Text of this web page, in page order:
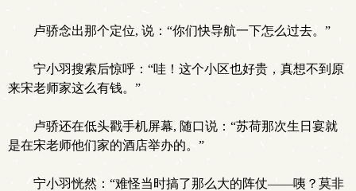
卢骄念出那个定位, 说：“你们快导航一下怎么过去。”
宁小羽搜索后惊呼：“哇！这个小区也好贵，真想不到原
来宋老师家这么有钱。”
卢骄还在低头戳手机屏幕, 随口说：“苏荷那次生日宴就
是在宋老师他们家的酒店举办的。”
宁小羽恍然：“难怪当时搞了那么大的阵仗——咦？莫非